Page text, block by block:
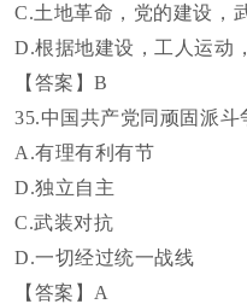
C.土地革命，党的建设，
D.根据地建设，工人运动
【答案】B
35.中国共产党同顽固派
A.有理有利有节
D.独立自主
C.武装对抗
D.一切经过统一战线
【答案】 A